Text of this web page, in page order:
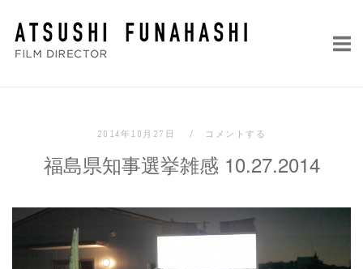
ホ
ー
2014年10月27日 コメントする
福島県知事選挙雑感 10.27.2014